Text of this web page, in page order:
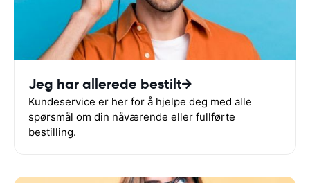
Jeg har allerede bestilt
Kundeservice er her for å hjelpe deg med alle
spørsmål om din nåværende eller fullførte
bestilling.